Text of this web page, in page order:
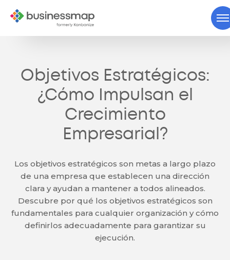
Objetivos Estratégicos:
¿Cómo Impulsan el
Crecimiento
Empresarial?
Los objetivos estratégicos son metas a largo plazo
de una empresa que establecen una dirección
clara y ayudan a mantener a todos alineados.
Descubre por qué los objetivos estratégicos son
fundamentales para cualquier organización y cómo
definirlos adecuadamente para garantizar su
ejecución.